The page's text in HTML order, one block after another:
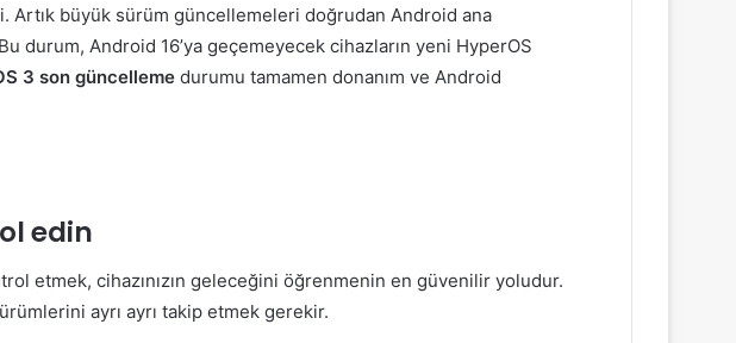
Artık büyük sürüm güncellemeleri doğrudan Android ana
durum, Android 16’ya geçemeyecek cihazların yeni HyperOS
3 son güncelleme durumu tamamen donanım ve Android
edin
etmek, cihazınızın geleceğini öğrenmenin en güvenilir yoludur.
ayrı ayrı takip etmek gerekir.